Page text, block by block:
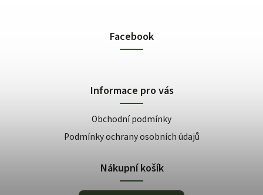
Facebook
Informace pro vás
Obchodní podmínky
Podmínky ochrany osobních údajů
Nákupní košík